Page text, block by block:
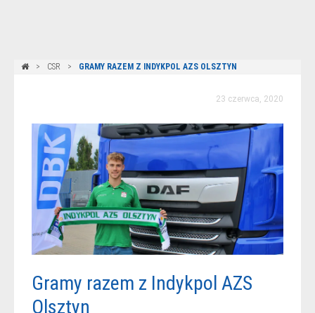
CSR GRAMY RAZEM Z INDYKPOL AZS OLSZTYN
23 czerwca, 2020
Gramy razem z Indykpol AZS
Olsztyn